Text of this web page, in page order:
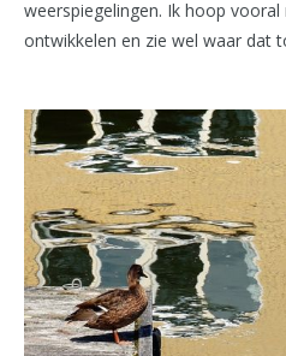
weerspiegelingen. Ik hoop
ontwikkelen en zie wel waar dat